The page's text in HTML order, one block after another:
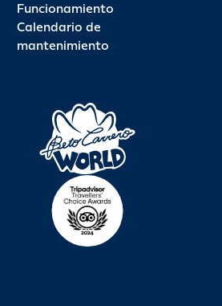
Funcionamiento
Calendario de
mantenimiento